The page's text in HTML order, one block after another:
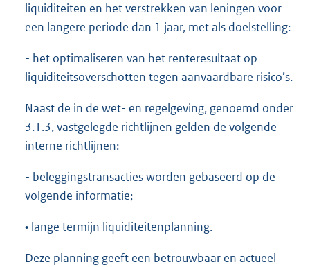
liquiditeiten en het verstrekken van leningen voor
een langere periode dan 1 jaar, met als doelstelling:
- het optimaliseren van het renteresultaat op
liquiditeitsoverschotten tegen aanvaardbare risico’s.
Naast de in de wet- en regelgeving, genoemd onder
3.1.3, vastgelegde richtlijnen gelden de volgende
interne richtlijnen:
- beleggingstransacties worden gebaseerd op de
volgende informatie;
• lange termijn liquiditeitenplanning.
Deze planning geeft een betrouwbaar en actueel